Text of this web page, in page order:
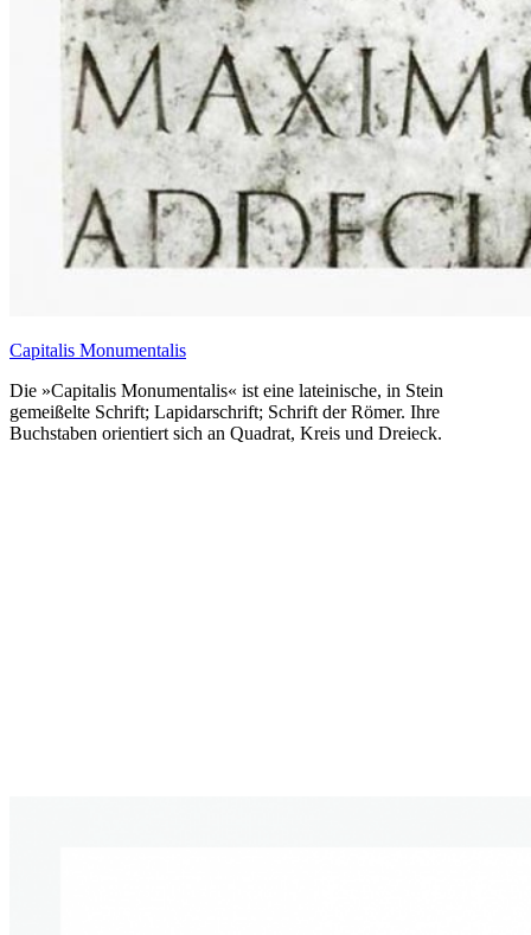
Capitalis Monumentalis
Die »Capitalis Monumentalis« ist eine lateinische, in Stein
gemeißelte Schrift; Lapidarschrift; Schrift der Römer. Ihre
Buchstaben orientiert sich an Quadrat, Kreis und Dreieck.